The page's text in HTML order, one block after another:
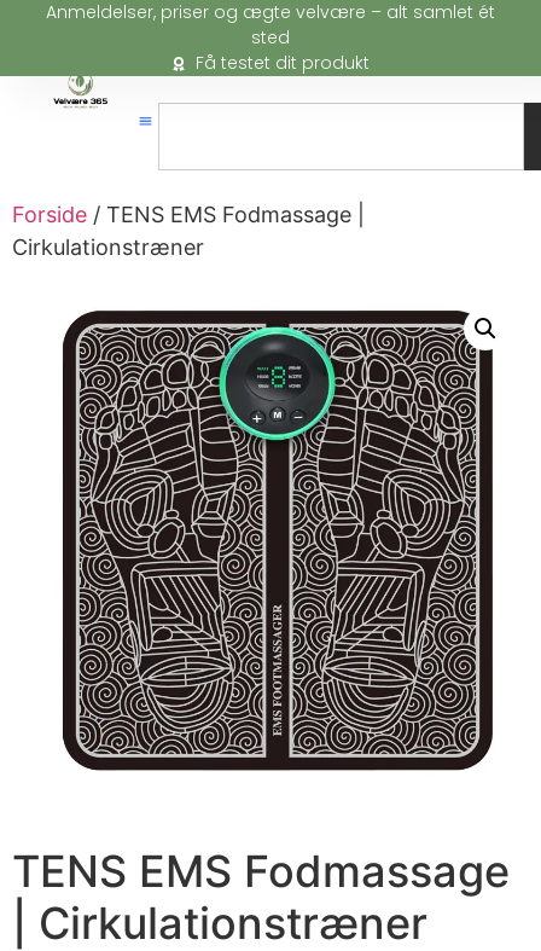
Anmeldelser, priser og ægte velvære – alt samlet ét
sted
Få testet dit produkt
Forside / TENS EMS Fodmassage |
Cirkulationstræner
TENS EMS Fodmassage
| Cirkulationstræner